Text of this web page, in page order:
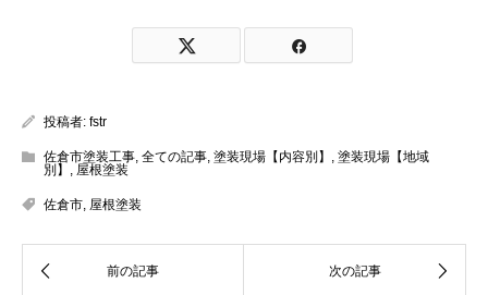
投稿者: fstr
佐倉市塗装工事 全ての記事 塗装現場【内容別】
塗装現場【地域
別】
屋根塗装
佐倉市 屋根塗装